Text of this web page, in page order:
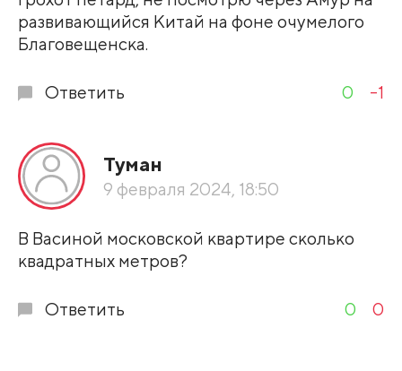
развивающийся Китай на фоне очумелого
Благовещенска.
Ответить 0 -1
Туман
9 февраля 2024, 18:50
В Васиной московской квартире сколько
квадратных метров?
Ответить 0 0